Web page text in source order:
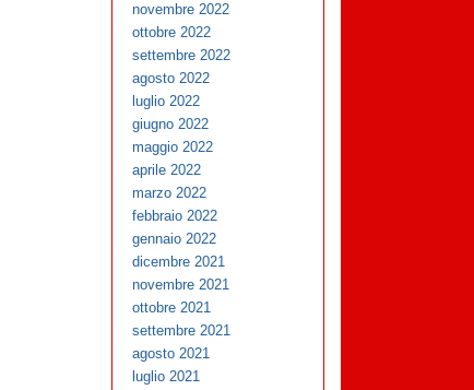
novembre 2022
ottobre 2022
settembre 2022
agosto 2022
luglio 2022
giugno 2022
maggio 2022
aprile 2022
marzo 2022
febbraio 2022
gennaio 2022
dicembre 2021
novembre 2021
ottobre 2021
settembre 2021
agosto 2021
luglio 2021